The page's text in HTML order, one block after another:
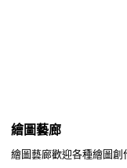
攤位轉讓區
繪圖藝廊
繪圖藝廊歡迎各種繪圖創